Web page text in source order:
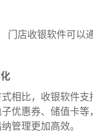
比，收银软件支
优惠券、储值卡
管理更加高效。